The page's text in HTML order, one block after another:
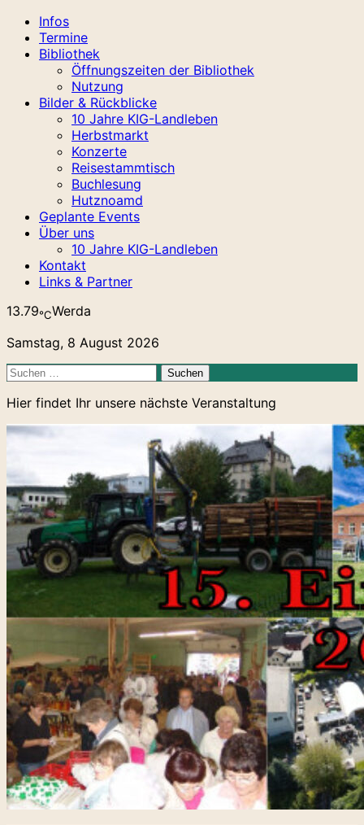
Infos
Termine
Bibliothek
Öffnungszeiten der Bibliothek
Nutzung
Bilder & Rückblicke
10 Jahre KIG-Landleben
Herbstmarkt
Konzerte
Reisestammtisch
Buchlesung
Hutznoamd
Geplante Events
Über uns
10 Jahre KIG-Landleben
Kontakt
Links & Partner
13.79℃Werda
Samstag, 8 August 2026
Suchen
KIG Landleben
Hier findet Ihr unsere nächste Veranstaltung